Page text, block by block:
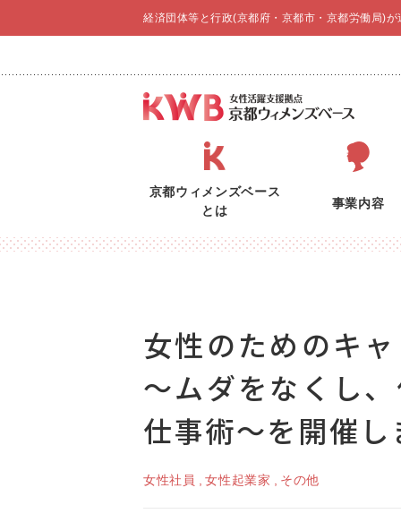
経済団体等と行政(京都府・京都市・京都労働局)
京都ウィメンズベース
とは
事業内容
女性のためのキ
～ムダをなくし
仕事術～を開催し
女性社員 女性起業家 その他